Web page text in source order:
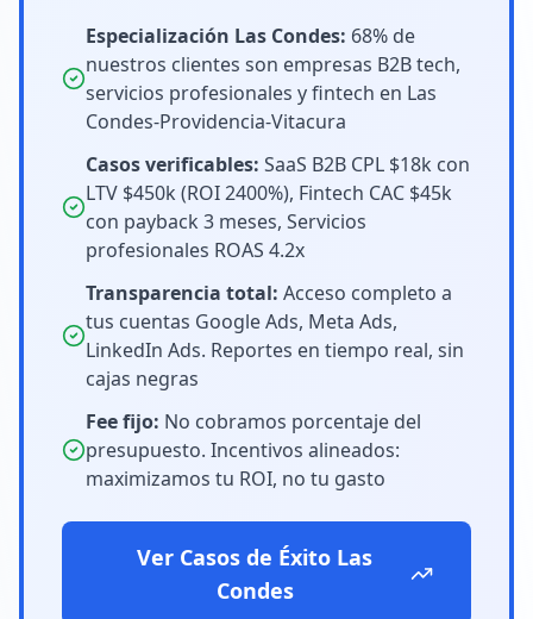
Especialización Las Condes: 68% de
nuestros clientes son empresas B2B tech,
servicios profesionales y fintech en Las
Condes-Providencia-Vitacura
Casos verificables: SaaS B2B CPL $18k con
LTV $450k (ROI 2400%), Fintech CAC $45k
con payback 3 meses, Servicios
profesionales ROAS 4.2x
Transparencia total: Acceso completo a
tus cuentas Google Ads, Meta Ads,
LinkedIn Ads. Reportes en tiempo real, sin
cajas negras
Fee fijo: No cobramos porcentaje del
presupuesto. Incentivos alineados:
maximizamos tu ROI, no tu gasto
Ver Casos de Éxito Las
Condes